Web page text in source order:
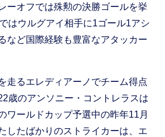
ーオフでは殊勲の決勝ゴールを挙
はウルグアイ相手に1ゴール1アシ
など国際経験も豊富なアタッカー
走るエレディアーノでチーム得点
歳のアンソニー・コントレラスは
ワールドカップ予選中の昨年11月
したばかりのストライカーは、エ